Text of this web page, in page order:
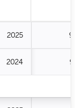
2025
2024